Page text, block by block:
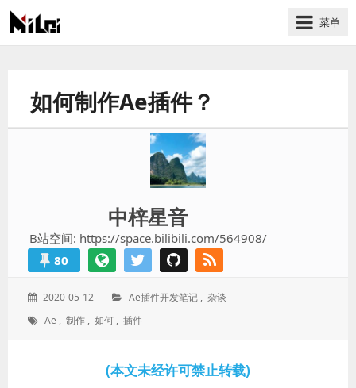
有
的
菜单
如何制作Ae插件？
中梓星音
B站空间: https://space.bilibili.com/564908/
80
发
于：
2020-05-12
分
Ae插件开发笔记 , 杂谈
标
Ae , 制作 , 如何 , 插件
(本文未经许可禁止转载)